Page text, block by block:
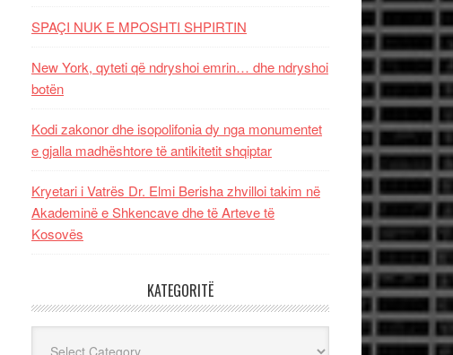
SPAÇI NUK E MPOSHTI SHPIRTIN
New York, qyteti që ndryshoi emrin… dhe ndryshoi
botën
Kodi zakonor dhe isopolifonia dy nga monumentet
e gjalla madhështore të antikitetit shqiptar
Kryetari i Vatrës Dr. Elmi Berisha zhvilloi takim në
Akademinë e Shkencave dhe të Arteve të
Kosovës
KATEGORITË